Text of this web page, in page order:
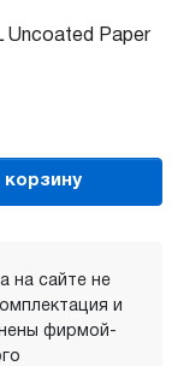
Uncoated Paper
корзину
на сайте не
и
фирмой-